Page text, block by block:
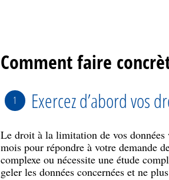
Comment faire
Exercez d’abord vos
Le droit à la limitation de vos données
mois pour répondre à votre demande
complexe ou nécessite une étude
geler les données concernées et ne